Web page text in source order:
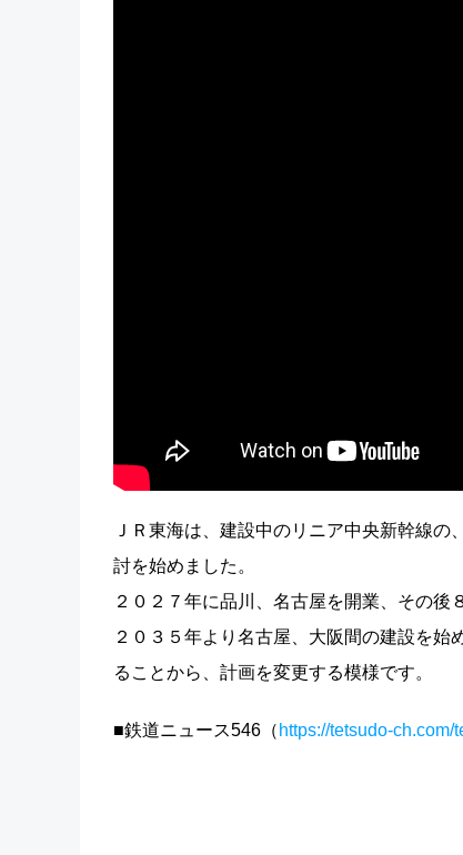
ＪＲ東海は、建設中のリニア中央新幹線
討を始めました。
２０２７年に品川、名古屋を開業、その後
２０３５年より名古屋、大阪間の建設を
ることから、計画を変更する模様です。
■鉄道ニュース546（ https://tetsudo-ch.com/